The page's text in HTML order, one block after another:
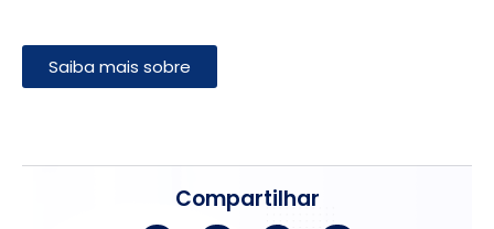
Saiba mais sobre
Compartilhar